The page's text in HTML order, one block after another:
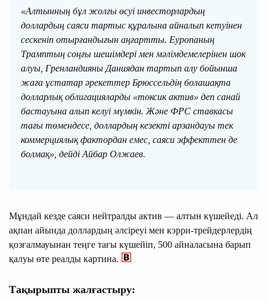
«Алтынның бұл жолғы өсуі инвесторлардың
доллардың саяси тартыс құралына айналып кетуінен
сескеніп отырғандығын аңғартты. Еуропаның
Трамптың соңғы шешімдері мен мәлімдемелерінен шок
алуы, Гренландияны Даниядан тартып алу бойынша
жаға ұстатар әрекеттер Брюссельдің болашақта
долларлық облигацияларды «токсик актив» деп санай
бастауына алып келуі мүмкін. Және ФРС ставкасы
тағы төмендесе, доллардың кезекті арзандауы тек
коммерциялық фактордан емес, саяси эффекттен де
болмақ», дейді Айбар Олжаев.
Мұндай кезде саяси нейтралды актив — алтын күшейеді. Ал
ақпан айында доллардың әлсіреуі мен кэрри-трейдерлердің
қозғалмауынан теңге тағы күшейіп, 500 айналасына барып
қалуы өте реалды картина.
Тақырыпты жалғастыру: